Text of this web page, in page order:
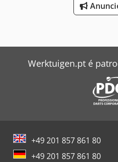
Werktuigen.pt é
+49 201 857 861 80
+49 201 857 861 80